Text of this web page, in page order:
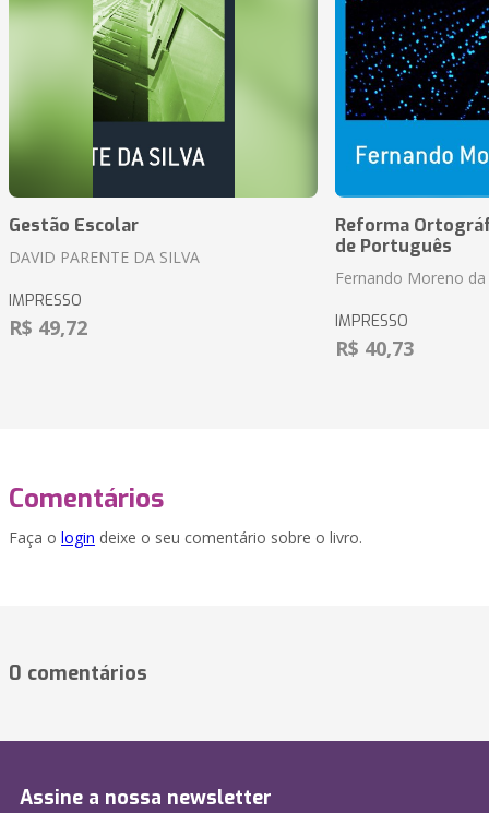
Gestão Escolar
DAVID PARENTE DA SILVA
IMPRESSO
R$ 49,72
Reforma
de Português
Fernando Moreno da
IMPRESSO
R$ 40,73
Comentários
Faça o login deixe o seu comentário sobre o livro.
0 comentários
Assine a nossa newsletter